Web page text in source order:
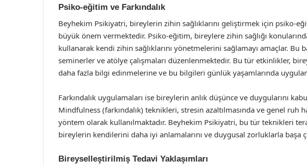
Psiko-eğitim ve Farkındalık
Beyhekim Psikiyatri, bireylerin zihin sağlıklarını geliştirmek için psiko-
büyük önem vermektedir. Psiko-eğitim, bireylere zihin sağlığı
kullanarak kendi zihin sağlıklarını yönetmelerini sağlamayı amaçlar. Bu
seminerler ve atölye çalışmaları düzenlenmektedir. Bu tür etkinlikler,
daha fazla bilgi edinmelerine ve bu bilgileri günlük yaşamlarında
Farkındalık uygulamaları ise bireylerin anlık düşünce ve duygularını
Mindfulness (farkındalık) teknikleri, stresin azaltılmasında ve genel
yöntem olarak kullanılmaktadır. Beyhekim Psikiyatri, bu tür teknikleri
bireylerin kendilerini daha iyi anlamalarını ve duygusal zorluklarla başa
Bireyselleştirilmiş Tedavi Yaklaşımları